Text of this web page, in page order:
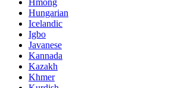
Hungarian
Icelandic
Igbo
Javanese
Kannada
Kazakh
Khmer